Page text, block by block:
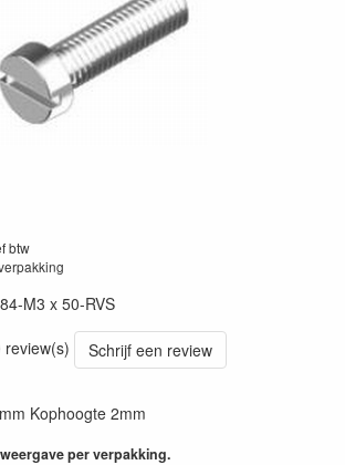
btw
M3 x 50-RVS
Schrijf een review
Kophoogte 2mm
per verpakking.